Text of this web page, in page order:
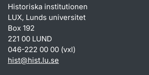
Historiska institutionen
LUX, Lunds universitet
Box 192
221 00 LUND
046-222 00 00 (vxl)
hist@hist.lu.se